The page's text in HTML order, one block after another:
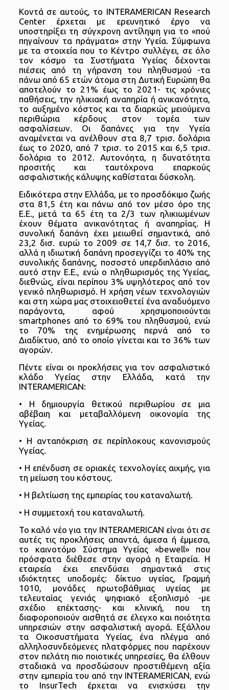
Κοντά σε αυτούς, το INTERAMERICAN Research
Center έρχεται με ερευνητικό έργο να
υποστηρίξει τη σύγχρονη αντίληψη για το «πού
πηγαίνουν τα πράγματα» στην Υγεία. Σύμφωνα
με τα στοιχεία που το Κέντρο συλλέγει, σε όλο
τον κόσμο τα Συστήματα Υγείας δέχονται
πιέσεις από τη γήρανση του πληθυσμού -τα
πάνω από 65 ετών άτομα στη Δυτική Ευρώπη θα
αποτελούν το 21% έως το 2021- τις χρόνιες
παθήσεις, την ηλικιακή αναπηρία ή ανικανότητα,
το αυξημένο κόστος και τα διαρκώς μειούμενα
περιθώρια κέρδους στον τομέα των
ασφαλίσεων. Οι δαπάνες για την Υγεία
αναμένεται να ανέλθουν στα 8,7 τρισ. δολάρια
έως το 2020, από 7 τρισ. το 2015 και 6,5 τρισ.
δολάρια το 2012. Αυτονόητα, η δυνατότητα
προσιτής και ταυτόχρονα επαρκούς
ασφαλιστικής κάλυψης καθίσταται δύσκολη.
Ειδικότερα στην Ελλάδα, με το προσδόκιμο ζωής
στα 81,5 έτη και πάνω από τον μέσο όρο της
Ε.Ε., μετά τα 65 έτη τα 2/3 των ηλικιωμένων
έχουν θέματα ανικανότητας ή αναπηρίας. Η
συνολική δαπάνη έχει μειωθεί σημαντικά, από
23,2 δισ. ευρώ το 2009 σε 14,7 δισ. το 2016,
αλλά η ιδιωτική δαπάνη προσεγγίζει το 40% της
συνολικής δαπάνης, ποσοστό υπερδιπλάσιο από
αυτό στην Ε.Ε., ενώ ο πληθωρισμός της Υγείας,
διεθνώς, είναι περίπου 3% υψηλότερος από τον
γενικό πληθωρισμό. Η χρήση νέων τεχνολογιών
και στη χώρα μας στοιχειοθετεί ένα αναδυόμενο
παράγοντα, αφού χρησιμοποιούνται
smartphones από το 69% του πληθυσμού, ενώ
το 70% της ενημέρωσης περνά από το
Διαδίκτυο, από το οποίο γίνεται και το 36% των
αγορών.
Πέντε είναι οι προκλήσεις για τον ασφαλιστικό
κλάδο Υγείας στην Ελλάδα, κατά την
INTERAMERICAN:
• Η δημιουργία θετικού περιθωρίου σε μια
αβέβαιη και μεταβαλλόμενη οικονομία της
Υγείας.
• Η ανταπόκριση σε περίπλοκους κανονισμούς
Υγείας.
• Η επένδυση σε οριακές τεχνολογίες αιχμής, για
τη μείωση του κόστους.
• Η βελτίωση της εμπειρίας του καταναλωτή.
• Η συμμετοχή του καταναλωτή.
Το καλό νέο για την INTERAMERICAN είναι ότι σε
αυτές τις προκλήσεις απαντά, άμεσα ή έμμεσα,
το καινοτόμο Σύστημα Υγείας «bewell» που
πρόσφατα διέθεσε στην αγορά η Εταιρεία. Η
εταιρεία έχει επενδύσει σημαντικά στις
ιδιόκτητες υποδομές: δίκτυο υγείας, Γραμμή
1010, μονάδες πρωτοβάθμιας υγείας με
τελευταίας γενιάς ψηφιακό εξοπλισμό -με
σχέδιο επέκτασης- και κλινική, που τη
διαφοροποιούν αισθητά σε έλεγχο και ποιότητα
υπηρεσιών στην ασφαλιστική αγορά. Εξάλλου
τα Οικοσυστήματα Υγείας, ένα πλέγμα από
αλληλοσυνδεόμενες πλατφόρμες που παρέχουν
στον πελάτη πιο ποιοτικές υπηρεσίες, θα έλθουν
σταδιακά να προσδώσουν προστιθέμενη αξία
στην εμπειρία του από την INTERAMERICAN, ενώ
το InsurTech έρχεται να ενισχύσει την